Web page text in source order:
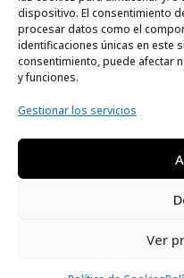
dispositivo. El consentimiento
procesar datos como el
identificaciones únicas en este
consentimiento, puede afectar
y funciones.
Gestionar los servicios
Ver
Legal